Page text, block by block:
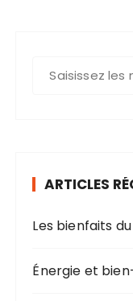
ARTICLES
Les bienfaits
Énergie et